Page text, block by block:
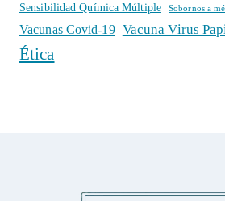
Sensibilidad Química Múltiple Sobornos a
Vacunas Covid-19 Vacuna Virus
Ética